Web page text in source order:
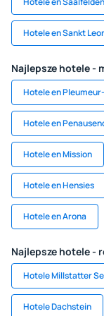
Hotele en Sankt
Najlepsze hotele -
Hotele en
Hotele en
Hotele en Mission
Hotele en Hensies
Hotele en Arona
Najlepsze hotele -
Hotele Millstatter
Hotele Dachstein